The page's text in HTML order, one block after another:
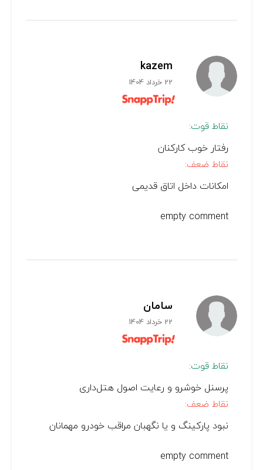
kazem
22 خرداد 1404
نقاط قوت:
رفتار خوب کارکنان
نقاط ضعف:
امکانات داخل اتاق قدیمی
empty comment
سامان
22 خرداد 1404
نقاط قوت:
پرسنل خوشرو و رعایت اصول هتل‌داری
نقاط ضعف:
نبود پارکینگ و یا نگهبان مراقب خودرو مهمانان
empty comment